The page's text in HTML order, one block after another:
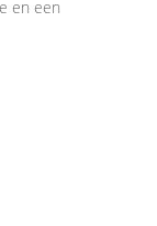
en een